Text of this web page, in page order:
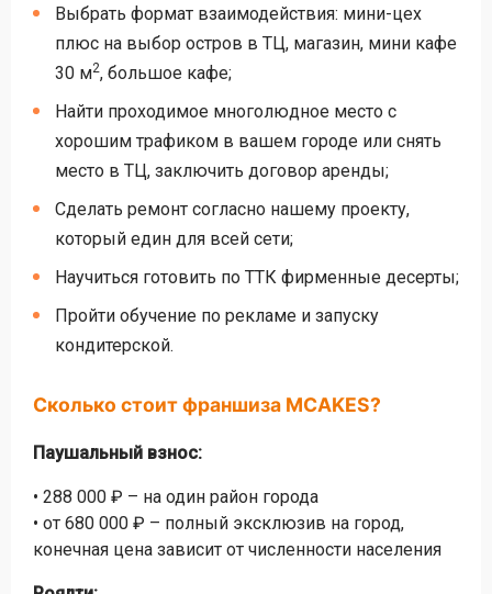
Выбрать формат взаимодействия: мини-цех
плюс на выбор остров в ТЦ, магазин, мини кафе
30 м2, большое кафе;
Найти проходимое многолюдное место с
хорошим трафиком в вашем городе или снять
место в ТЦ, заключить договор аренды;
Сделать ремонт согласно нашему проекту,
который един для всей сети;
Научиться готовить по ТТК фирменные десерты;
Пройти обучение по рекламе и запуску
кондитерской.
Сколько стоит франшиза MCAKES?
Паушальный взнос:
• 288 000 ₽ – на один район города
• от 680 000 ₽ – полный эксклюзив на город,
конечная цена зависит от численности населения